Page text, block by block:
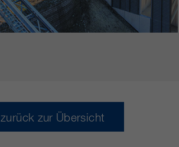
zurück zur Übersicht